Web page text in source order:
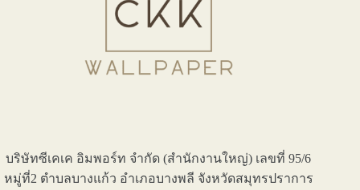
บริษัทซีเคเค อิมพอร์ท จำกัด (สำนักงานใหญ่) เลขที่ 95/6
หมู่ที่2 ตำบลบางแก้ว อำเภอบางพลี จังหวัดสมุทรปราการ